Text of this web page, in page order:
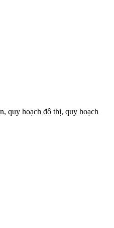
quy hoạch đô thị, quy hoạch